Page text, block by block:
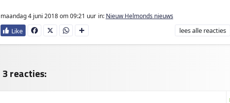
maandag 4 juni 2018om 09:21 uur in: Nieuw Helmonds nieuws
Fa
ce
X
W
ha
D
e
leesalle reacties
3 reacties: